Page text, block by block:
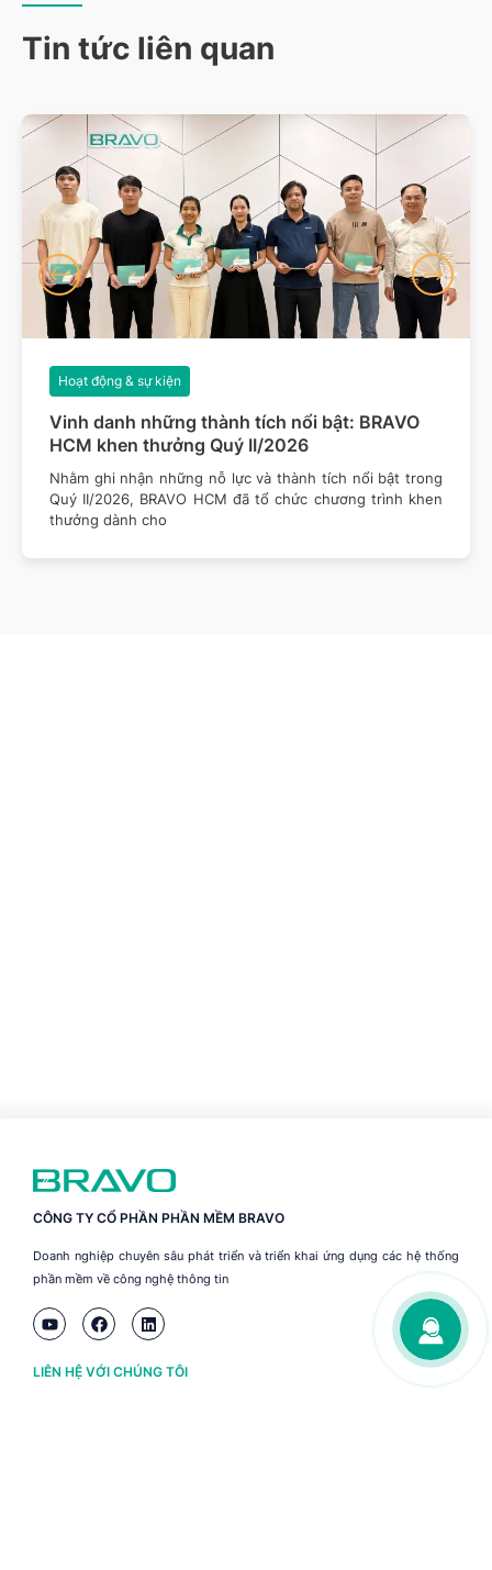
Tin tức liên quan
Vinh danh những thành tích nổi bật: BRAVO
HCM khen thưởng Quý II/2026
Hoạt động & sự kiện
Nhằm ghi nhận những nỗ lực và thành tích nổi bật trong
Quý II/2026, BRAVO HCM đã tổ chức chương trình khen
thưởng dành cho
CÔNG TY CỔ PHẦN PHẦN MỀM BRAVO
Doanh nghiệp chuyên sâu phát triển và triển khai ứng dụng các hệ thống
phần mềm về công nghệ thông tin
LIÊN HỆ VỚI CHÚNG TÔI